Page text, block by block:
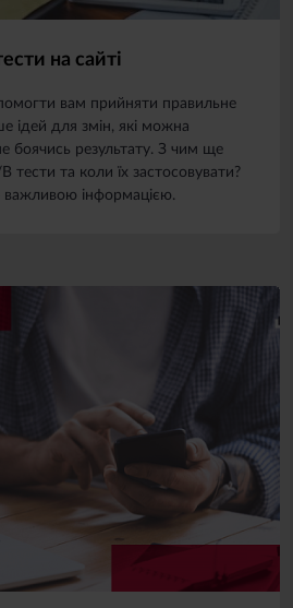
на сайті
вам прийняти правильне
ідей для змін, які можна
боячись результату. З чим ще
та коли їх застосовувати?
важливою інформацією.